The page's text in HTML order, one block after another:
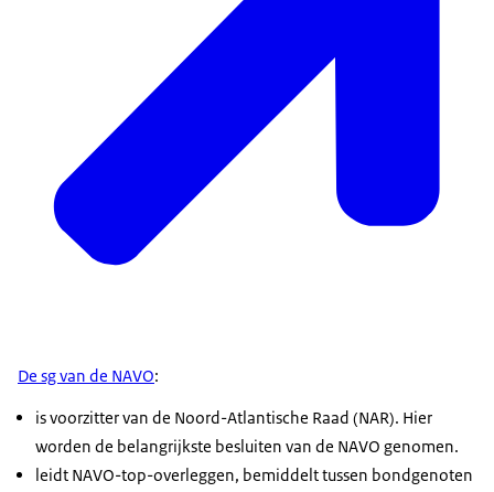
De sg van de NAVO:
is voorzitter van de Noord-Atlantische Raad (NAR). Hier
worden de belangrijkste besluiten van de NAVO genomen.
leidt NAVO-top-overleggen, bemiddelt tussen bondgenoten